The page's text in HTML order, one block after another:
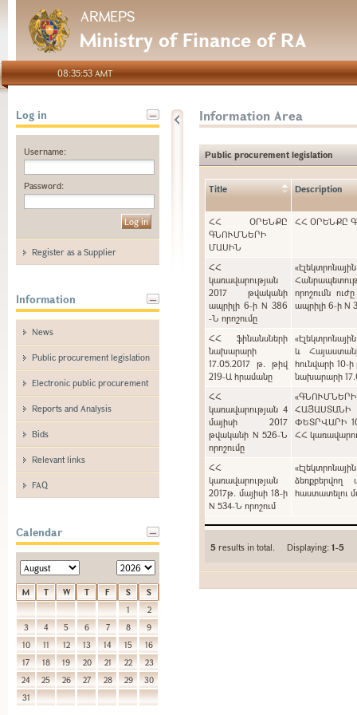
ARMEPS
Ministry of Finance of RA
08:35:53 AMT
Log in
Username:
Password:
Register as a Supplier
Information
News
Public procurement legislation
Electronic public procurement
Reports and Analysis
Bids
Relevant links
FAQ
Calendar
M T W T F S
S
1
2
3
4 5 6 7 8
9
10
11 12 13 14 15
16
17
18 19 20 21 22
23
24
25 26 27 28 29
30
31
Information Area
Public procurement legislation
Title Description
ՀՀ ՕՐԵՆՔԸ
ԳՆՈՒՄՆԵՐԻ
ՄԱՍԻՆ
ՀՀ ՕՐԵՆՔԸ
ՀՀ
կառավարության
2017 թվականի
ապրիլի 6-ի N 386
-Ն որոշումը
որոշումն
ապրիլի 6-ի N
ՀՀ ֆինանսների
նախարարի
17.05.2017 թ. թիվ
219-Ա հրամանը
և
հունվարի 10-
նախարարի
ՀՀ
կառավարության 4
մայիսի 2017
թվականի N 526-Ն
որոշումը
ՓԵՏՐՎԱՐԻ
ՀՀ
ՀՀ
կառավարության
2017թ. մայիսի 18-ի
N 534-Ն որոշում
ձեռքբերվող
հաստատելու
5 results in total. Displaying:1-5